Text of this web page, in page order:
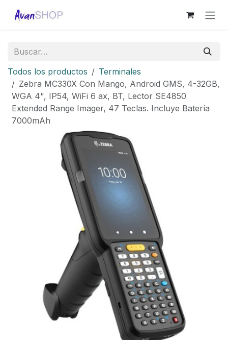
Todos los productos
Terminales
Zebra MC330X Con Mango, Android GMS, 4-32GB,
WGA 4", IP54, WiFi 6 ax, BT, Lector SE4850
Extended Range Imager, 47 Teclas. Incluye Batería
7000mAh